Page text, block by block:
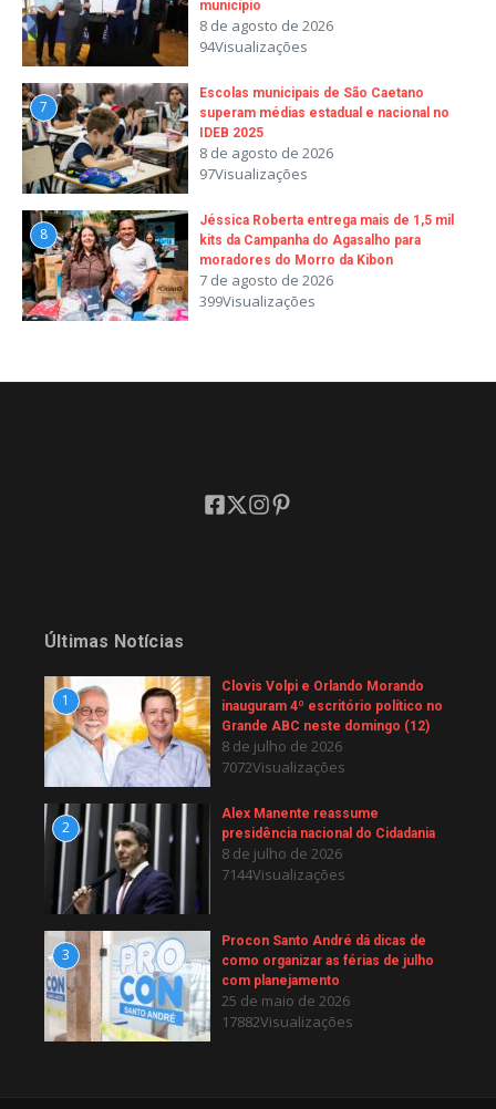
município
8 de agosto de 2026
94Visualizações
7
Escolas municipais de São Caetano
superam médias estadual e nacional no
IDEB 2025
8 de agosto de 2026
97Visualizações
8
Jéssica Roberta entrega mais de 1,5 mil
kits da Campanha do Agasalho para
moradores do Morro da Kibon
7 de agosto de 2026
399Visualizações
Últimas Notícias
1
Clovis Volpi e Orlando Morando
inauguram 4º escritório político no
Grande ABC neste domingo (12)
8 de julho de 2026
7072Visualizações
2
Alex Manente reassume
presidência nacional do Cidadania
8 de julho de 2026
7144Visualizações
3
Procon Santo André dá dicas de
como organizar as férias de julho
com planejamento
25 de maio de 2026
17882Visualizações